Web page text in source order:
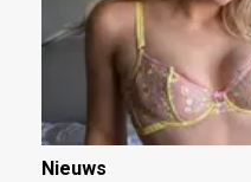
Nieuws